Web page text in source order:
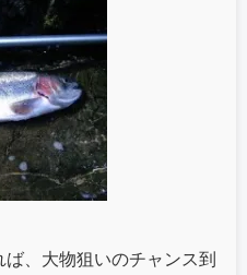
、大物狙いのチャンス到